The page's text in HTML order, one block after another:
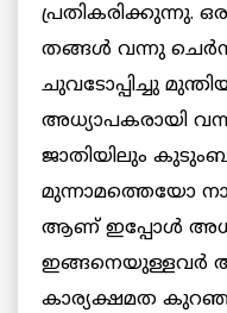
പ്രതികരിക്കുന്നു.
തങ്ങള്‍ വന്നു
ചുവടോപ്പിച്ചു
അധ്യാപകരായി
ജാതിയിലും
മുന്നാമത്തെയോ
ആണ് ഇപ്പോള്‍
ഇങ്ങനെയുള്ളവര്‍
കാര്യക്ഷമത